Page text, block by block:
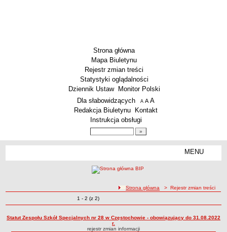
Strona główna
Mapa Biuletynu
Rejestr zmian treści
Statystyki oglądalności
Dziennik Ustaw
Monitor Polski
Menu dodatkowe
Dla słabowidzących A pomniejsz czcionkę
A standardowy rozmiar czcionki
A
Redakcja Biuletynu
Kontakt
Instrukcja obsługi
MENU
Techniczne Zakłady Naukowe
ścieżka nawigacji
Strona główna > Rejestr zmian treści
Zmiany o pozycjach
1 - 2 (z 2)
Statut Zespołu Szkół Specjalnych nr 28 w Częstochowie - obowiązujący do 31.08.2022
r.
rejestr zmian informacji